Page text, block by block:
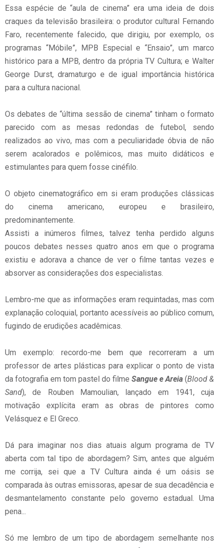
Essa espécie de “aula de cinema” era uma ideia de dois
craques da televisão brasileira: o produtor cultural Fernando
Faro, recentemente falecido, que dirigiu, por exemplo, os
programas “Móbile”, MPB Especial e “Ensaio”, um marco
histórico para a MPB, dentro da própria TV Cultura; e Walter
George Durst, dramaturgo e de igual importância histórica
para a cultura nacional.
Os debates de “última sessão de cinema” tinham o formato
parecido com as mesas redondas de futebol, sendo
realizados ao vivo, mas com a peculiaridade óbvia de não
serem acalorados e polêmicos, mas muito didáticos e
estimulantes para quem fosse cinéfilo.
O objeto cinematográfico em si eram produções clássicas
do cinema americano, europeu e brasileiro,
predominantemente.
Assisti a inúmeros filmes, talvez tenha perdido alguns
poucos debates nesses quatro anos em que o programa
existiu e adorava a chance de ver o filme tantas vezes e
absorver as considerações dos especialistas.
Lembro-me que as informações eram requintadas, mas com
explanação coloquial, portanto acessíveis ao público comum,
fugindo de erudições acadêmicas.
Um exemplo: recordo-me bem que recorreram a um
professor de artes plásticas para explicar o ponto de vista
da fotografia em tom pastel do filme Sangue e Areia (Blood &
Sand), de Rouben Mamoulian, lançado em 1941, cuja
motivação explícita eram as obras de pintores como
Velásquez e El Greco.
Dá para imaginar nos dias atuais algum programa de TV
aberta com tal tipo de abordagem? Sim, antes que alguém
me corrija, sei que a TV Cultura ainda é um oásis se
comparada às outras emissoras, apesar de sua decadência e
desmantelamento constante pelo governo estadual. Uma
pena...
Só me lembro de um tipo de abordagem semelhante nos